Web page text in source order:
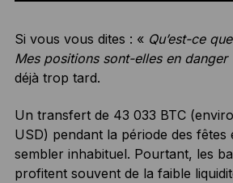
Si vous vous dites : « Qu’est-ce
Mes positions sont-elles en danger
déjà trop tard.
Un transfert de 43 033 BTC
USD) pendant la période des fêtes
sembler inhabituel. Pourtant, les
profitent souvent de la faible